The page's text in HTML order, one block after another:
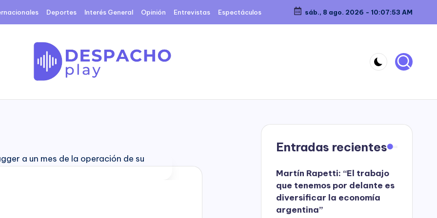
Deportes Interés General Opinión Entrevistas Espectáculos sáb., 8 ago. 2026 - 10:07:54 AM
D
p
Entradas recientes
Martín Rapetti: “El trabajo
que tenemos por delante es
diversificar la economía
argentina”